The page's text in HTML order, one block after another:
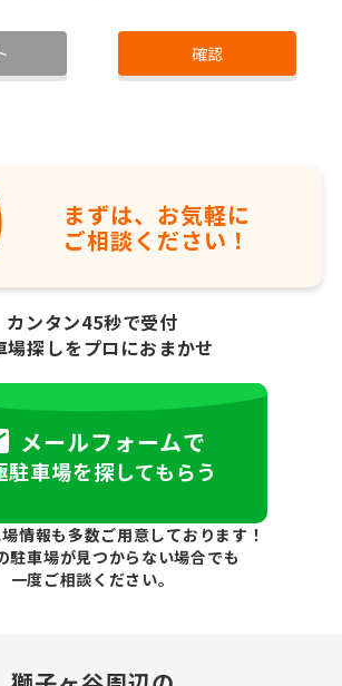
確認
まずは、お気軽に
ご相談ください！
カンタン45秒で受付
場探しをプロにおまかせ
メールフォームで
駐車場を探してもらう
情報も多数ご用意しております！
駐車場が見つからない場合でも
一度ご相談ください。